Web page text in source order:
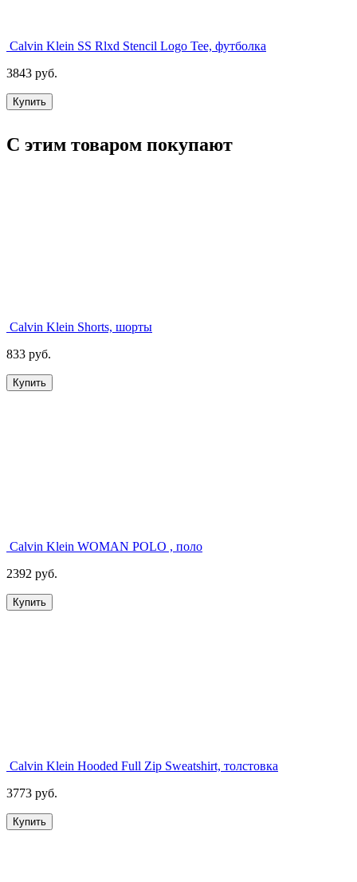
Calvin Klein SS Rlxd Stencil Logo Tee, футболка
3843 руб.
Купить
С этим товаром покупают
Calvin Klein Shorts, шорты
833 руб.
Купить
Calvin Klein WOMAN POLO , поло
2392 руб.
Купить
Calvin Klein Hooded Full Zip Sweatshirt, толстовка
3773 руб.
Купить